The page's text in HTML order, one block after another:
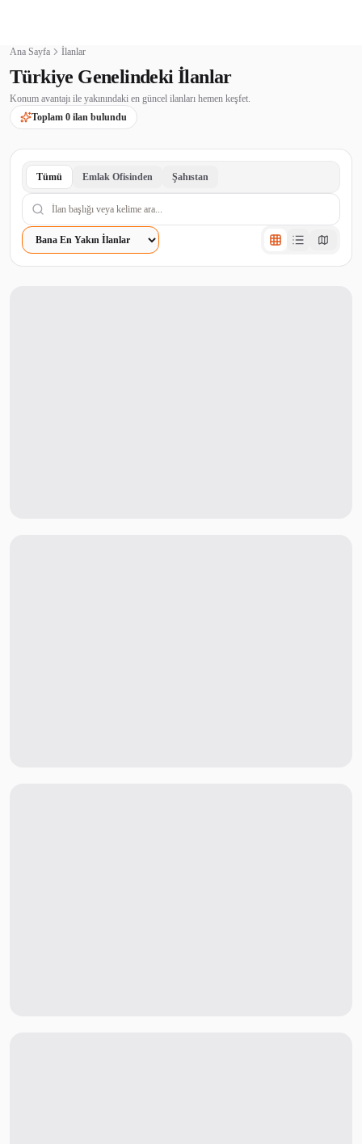
Ana Sayfa İlanlar
Türkiye Genelindeki İlanlar
Konum avantajı ile yakınındaki en güncel ilanları hemen keşfet.
Toplam 0 ilan bulundu
Tümü Emlak Ofisinden Şahıstan